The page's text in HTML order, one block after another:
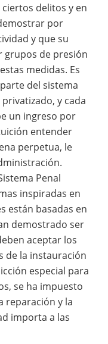
delitos y en
por
y que su
grupos de presión
medidas. Es
del sistema
y cada
un ingreso por
entender
perpetua, le
Penal
inspiradas en
están basadas en
demostrado ser
aceptar los
de la instauración
especial para
se ha impuesto
reparación y la
importa a las